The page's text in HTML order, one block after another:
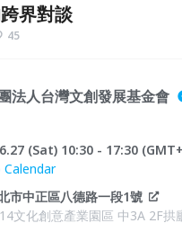
界對談
45
法人台灣文創發展基金會
(Sat) 10:30 - 17:30
Calendar
市中正區八德路一段1號
文化創意產業園區 中3A 2F拱